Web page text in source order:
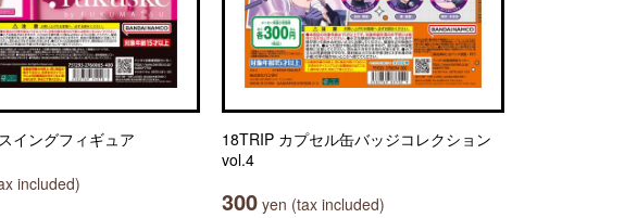
イングフィギュア
included)
18TRIP カプセル缶バッジコレクション
vol.4
300 yen (tax included)